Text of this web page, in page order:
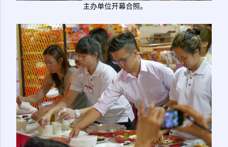
主办单位开幕合照。